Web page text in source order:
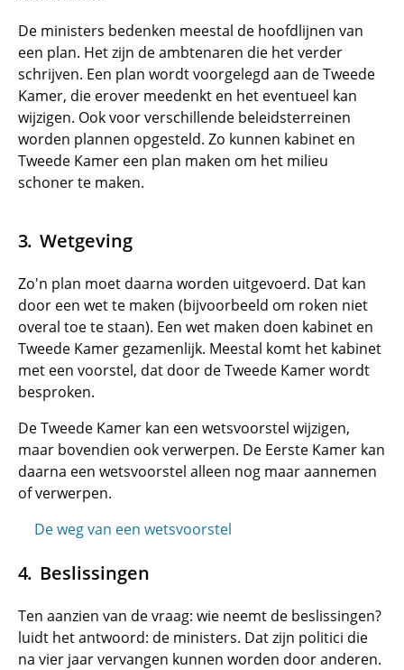
De ministers bedenken meestal de hoofdlijnen van
een plan. Het zijn de ambtenaren die het verder
schrijven. Een plan wordt voorgelegd aan de Tweede
Kamer, die erover meedenkt en het eventueel kan
wijzigen. Ook voor verschillende beleidsterreinen
worden plannen opgesteld. Zo kunnen kabinet en
Tweede Kamer een plan maken om het milieu
schoner te maken.
Wetgeving
Zo'n plan moet daarna worden uitgevoerd. Dat kan
door een wet te maken (bijvoorbeeld om roken niet
overal toe te staan). Een wet maken doen kabinet en
Tweede Kamer gezamenlijk. Meestal komt het kabinet
met een voorstel, dat door de Tweede Kamer wordt
besproken.
De Tweede Kamer kan een wetsvoorstel wijzigen,
maar bovendien ook verwerpen. De Eerste Kamer kan
daarna een wetsvoorstel alleen nog maar aannemen
of verwerpen.
De weg van een wetsvoorstel
Beslissingen
Ten aanzien van de vraag: wie neemt de beslissingen?
luidt het antwoord: de ministers. Dat zijn politici die
na vier jaar vervangen kunnen worden door anderen.